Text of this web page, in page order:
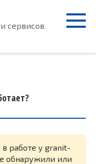
сервисов
в работе у granit-
обнаружили или